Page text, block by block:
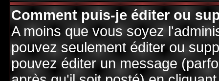
Comment puis-je éditer ou
A moins que vous soyez
pouvez seulement éditer ou
pouvez éditer un message